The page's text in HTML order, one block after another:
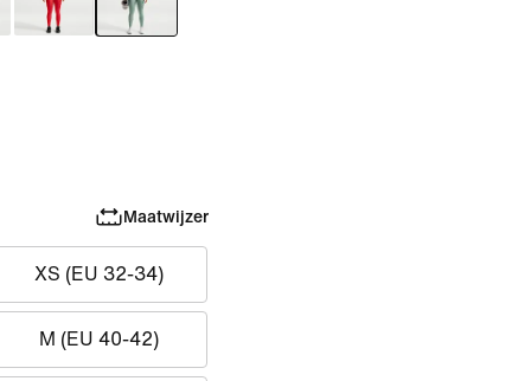
Maatwijzer
XS (EU 32-34)
M (EU 40-42)